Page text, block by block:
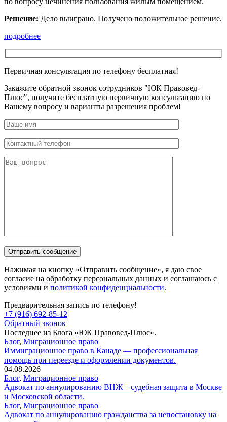
Решение: Дело выиграно. Получено положительное решение.
подробнее
Первичная консультация по телефону бесплатная!
Закажите обратной звонок сотрудников "ЮК Правовед-
Плюс", получите бесплатную первичную консультацию по
Вашему вопросу и варианты разрешения проблем!
Нажимая на кнопку «Отправить сообщение», я даю свое
согласие на обработку персональных данных и соглашаюсь с
условиями и политикой конфиденциальности.
Предварительная запись по телефону!
+7 (916) 692-85-12
Обратный звонок
Последнее из Блога «ЮК Правовед-Плюс».
Блог, Миграционное право
Иммиграционное право в Канаде — профессиональная
помощь при переезде и оформлении документов.
04.08.2026
Блог, Миграционное право
Адвокат по аннулированию ВНЖ – судебная защита в Москве
и Московской области.
Блог, Миграционное право
Адвокат по аннулированию гражданства за непостановку на